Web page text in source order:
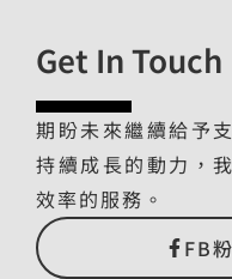
Get In Touch
期盼未來繼續給予
持續成長的動力，
效率的服務。
FB